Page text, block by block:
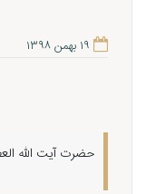
۱۹ بهمن ۱۳۹۸
حضرت آیت الله